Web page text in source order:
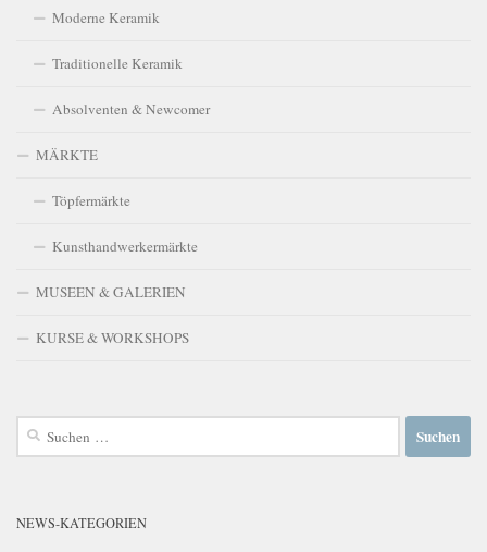
Moderne Keramik
Traditionelle Keramik
Absolventen & Newcomer
MÄRKTE
Töpfermärkte
Kunsthandwerkermärkte
MUSEEN & GALERIEN
KURSE & WORKSHOPS
Suchen
NEWS-KATEGORIEN